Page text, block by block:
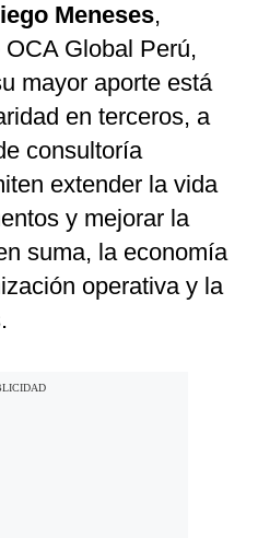
Meneses,
Global Perú,
mayor aporte está
en terceros, a
consultoría
extender la vida
y mejorar la
suma, la economía
operativa y la